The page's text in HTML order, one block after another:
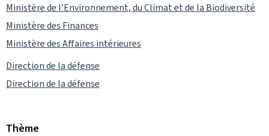
Ministère de l’Environnement, du Climat et de la Biodiversité
Ministère des Finances
Ministère des Affaires intérieures
Direction de la défense
Direction de la défense
Thème